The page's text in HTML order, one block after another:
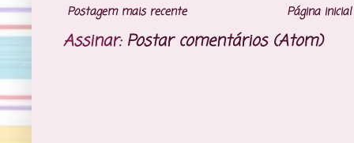
Postagem mais recente Página inicial
Assinar: Postar comentários (Atom)